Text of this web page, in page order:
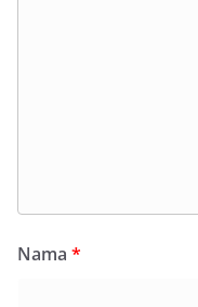
Nama *